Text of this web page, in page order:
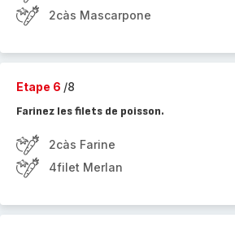
2càs Mascarpone
Etape 6 /8
Farinez les filets de poisson.
2càs Farine
4filet Merlan